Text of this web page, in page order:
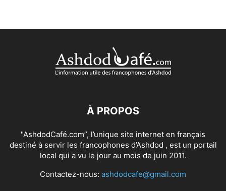
À PROPOS
"AshdodCafé.com”, l’unique site internet en français
destiné à servir les francophones d’Ashdod , est un portail
local qui a vu le jour au mois de juin 2011.
Contactez-nous: ashdodcafe@gmail.com